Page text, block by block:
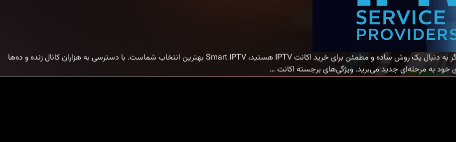
خرید اکانت IPTV با Smart IPTV | تجربه تماشای بدون محدودیت اگر به دنبال یک روش ساده و مطمئن برای خرید اکانت IPTV هستید، Smart IPTV بهترین انتخاب شماست. با دسترسی به هزاران کانال زنده و ده‌ها
…
اکانت